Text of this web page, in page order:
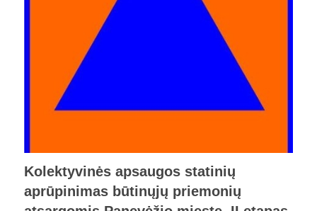
Kolektyvinės apsaugos statinių
aprūpinimas būtinųjų priemonių